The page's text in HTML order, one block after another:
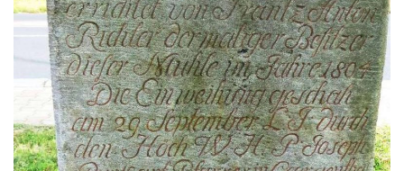
Údajný kříž na návsi v Kozlech
Centrální kříž hřbitova v Kozlech
Kříž východně od Oparna u cesty na Lovoš
Pamětní kříž na Lovoši
Kříž na rozcestí u domu čp. 49 ve Svojkově
Centrální kříž bývalého hřbitova v Horním